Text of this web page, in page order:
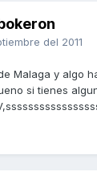
del 2011
Malaga y algo
si tienes